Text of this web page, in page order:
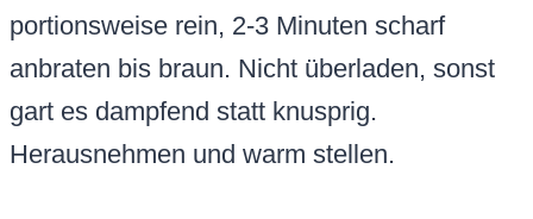
portionsweise rein, 2-3 Minuten scharf
anbraten bis braun. Nicht überladen, sonst
gart es dampfend statt knusprig.
Herausnehmen und warm stellen.